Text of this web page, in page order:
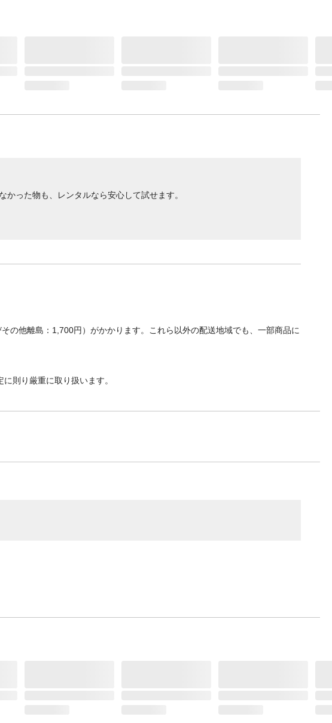
った物も、レンタルなら安心して試せます。
の他離島：1,700円）がかかります。これら以外の配送地域でも、一部商品に
則り厳重に取り扱います。